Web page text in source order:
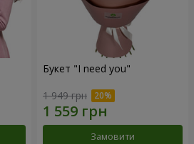
Букет "I need you"
1 949 грн
Замовити